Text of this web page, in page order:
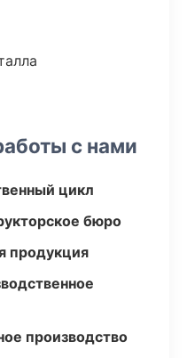
с нами
цикл
бюро
продукция
производство